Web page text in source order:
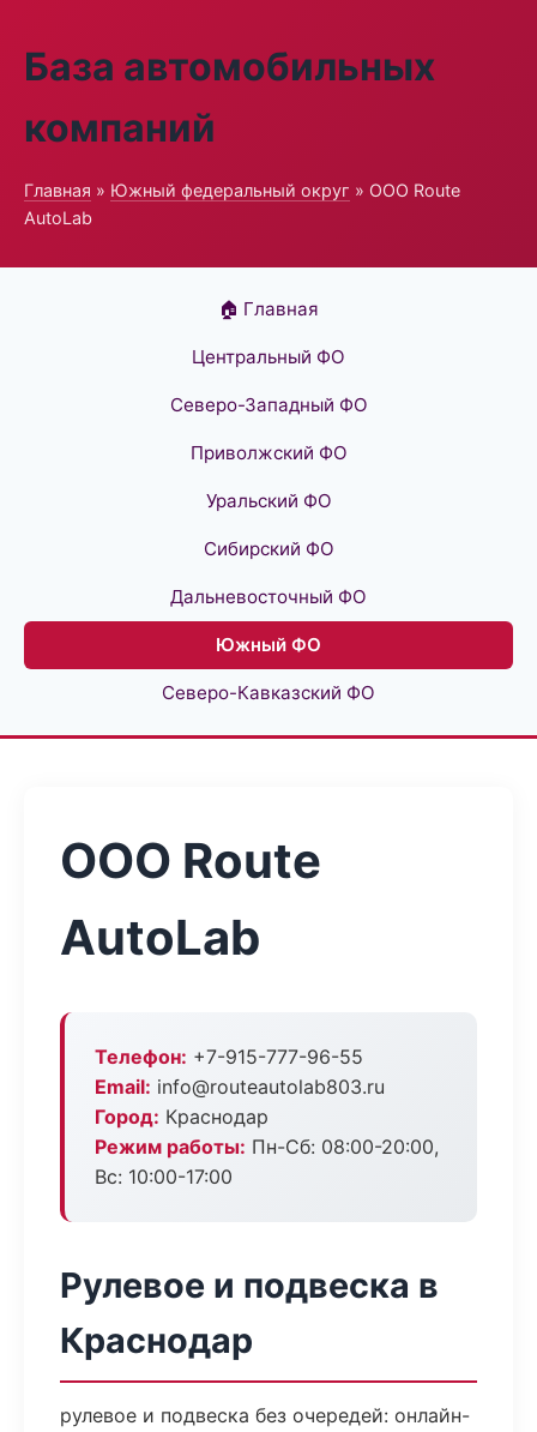
База автомобильных
компаний
Главная » Южный федеральный округ » ООО Route
AutoLab
🏠 Главная
Центральный ФО
Северо-Западный ФО
Приволжский ФО
Уральский ФО
Сибирский ФО
Дальневосточный ФО
Южный ФО
Северо-Кавказский ФО
ООО Route
AutoLab
Телефон: +7-915-777-96-55
Email: info@routeautolab803.ru
Город: Краснодар
Режим работы: Пн-Сб: 08:00-20:00,
Вс: 10:00-17:00
Рулевое и подвеска в
Краснодар
рулевое и подвеска без очередей: онлайн-